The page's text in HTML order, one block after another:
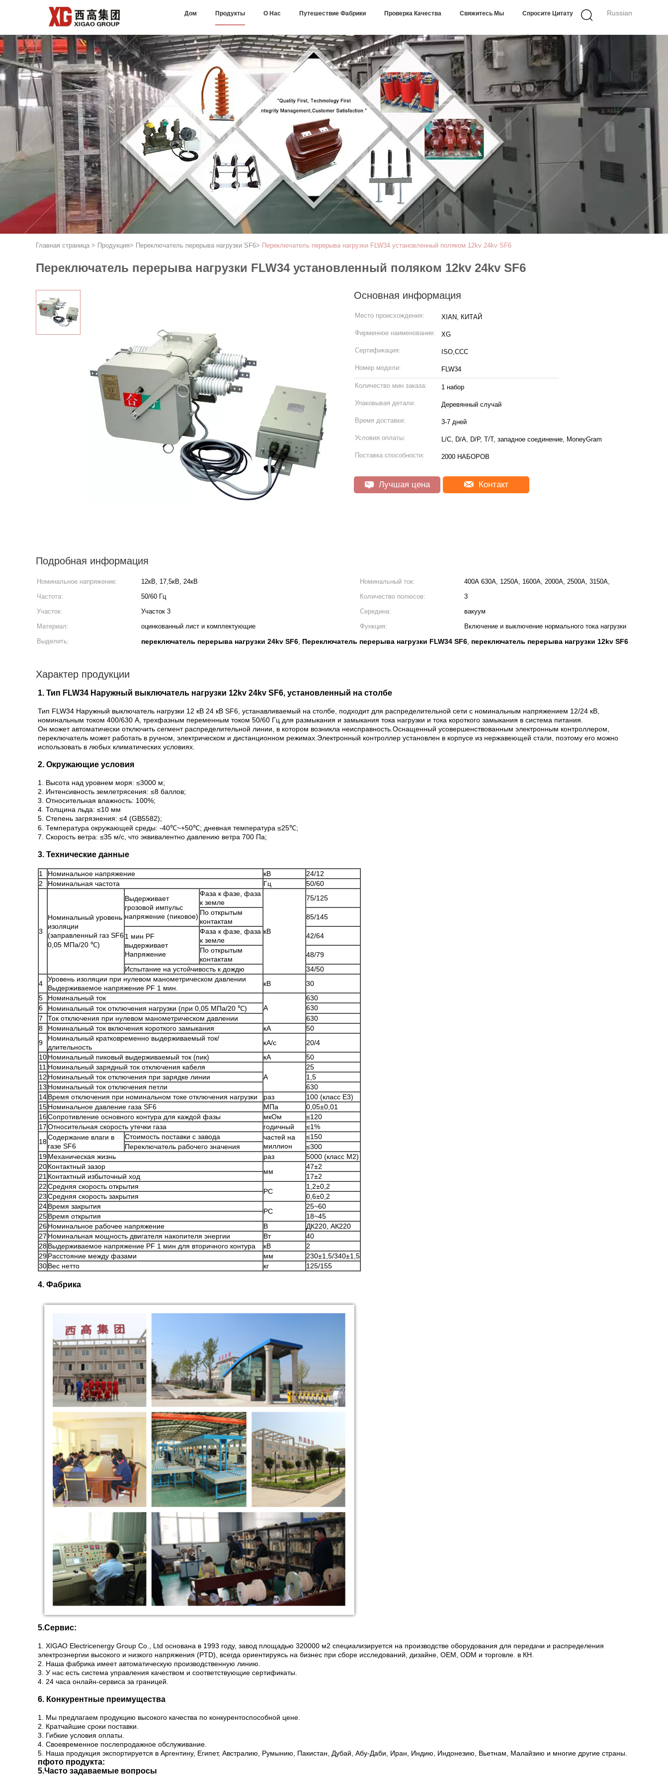
Russian
Дом Продукты О Нас Путешествие Фабрики Проверка Качества Свяжитесь Мы Спросите Цитату
Главная страница > Продукция> Переключатель перерыва нагрузки SF6> Переключатель перерыва нагрузки FLW34 установленный поляком 12kv 24kv SF6
Переключатель перерыва нагрузки FLW34 установленный поляком 12kv 24kv SF6
Основная информация
Место происхождения: XIAN, КИТАЙ
Фирменное наименование: XG
Сертификация: ISO,CCC
Номер модели: FLW34
Количество мин заказа: 1 набор
Упаковывая детали: Деревянный случай
Время доставки: 3-7 дней
Условия оплаты: L/C, D/A, D/P, T/T, западное соединение, MoneyGram
Поставка способности: 2000 НАБОРОВ
Лучшая цена Контакт
Подробная информация
Номинальное напряжение: 12кВ, 17,5кВ, 24кВ Номинальный ток:
400А 630А, 1250А, 1600А, 2000А, 2500А, 3150А,
Частота:
50/60 Гц Количество полюсов:
3
Участок:
Участок 3 Середина:
вакуум
Материал:
оцинкованный лист и комплектующие Функция:
Включение и выключение нормального тока нагрузки
Выделить:
переключатель перерыва нагрузки 24kv SF6, Переключатель перерыва нагрузки FLW34 SF6, переключатель перерыва нагрузки 12kv SF6
Характер продукции
1. Тип FLW34 Наружный выключатель нагрузки 12kv 24kv SF6, установленный на столбе
Тип FLW34 Наружный выключатель нагрузки 12 кВ 24 кВ SF6, устанавливаемый на столбе, подходит для распределительной сети с номинальным напряжением 12/24 кВ,
номинальным током 400/630 А, трехфазным переменным током 50/60 Гц для размыкания и замыкания тока нагрузки и тока короткого замыкания в система питания.
Он может автоматически отключить сегмент распределительной линии, в котором возникла неисправность.Оснащенный усовершенствованным электронным контроллером,
переключатель может работать в ручном, электрическом и дистанционном режимах.Электронный контроллер установлен в корпусе из нержавеющей стали, поэтому его можно
использовать в любых климатических условиях.
2. Окружающие условия
1. Высота над уровнем моря: ≤3000 м;
2. Интенсивность землетрясения: ≤8 баллов;
3. Относительная влажность: 100%;
4. Толщина льда: ≤10 мм
5. Степень загрязнения: ≤4 (GB5582);
6. Температура окружающей среды: -40℃~+50℃; дневная температура ≤25℃;
7. Скорость ветра: ≤35 м/с, что эквивалентно давлению ветра 700 Па;
3. Технические данные
1 Номинальное напряжение кВ
24/12
2
Номинальная частота Гц 50/60
3
Номинальный уровень
изоляции
(заправленный газ SF6
0,05 МПа/20 ℃)
Выдерживает
грозовой импульс
напряжение (пиковое)
Фаза к фазе, фаза
к земле
кВ
75/125
По открытым
контактам
85/145
1 мин PF
выдерживает
Напряжение
Фаза к фазе, фаза
к земле
42/64
По открытым
контактам
48/79
Испытание на устойчивость к дождю
34/50
4
Уровень изоляции при нулевом манометрическом давлении
Выдерживаемое напряжение PF 1 мин.
кВ
30
5
Номинальный ток
А
630
6
Номинальный ток отключения нагрузки (при 0,05 МПа/20 ℃)
630
7
Ток отключения при нулевом манометрическом давлении
630
8
Номинальный ток включения короткого замыкания кА
50
9
Номинальный кратковременно выдерживаемый ток/
длительность
кА/с
20/4
10Номинальный пиковый выдерживаемый ток (пик) кА
50
11 Номинальный зарядный ток отключения кабеля
А
25
12 Номинальный ток отключения при зарядке линии
1,5
13 Номинальный ток отключения петли
630
14Время отключения при номинальном токе отключения нагрузки раз
100 (класс Е3)
15Номинальное давление газа SF6 МПа
0,05±0,01
16Сопротивление основного контура для каждой фазы мкОм
≤120
17Относительная скорость утечки газа годичный
≤1%
18
Содержание влаги в
газе SF6
Стоимость поставки с завода
частей на
миллион
≤150
Переключатель рабочего значения
≤300
19Механическая жизнь раз
5000 (класс М2)
20Контактный зазор
мм
47±2
21 Контактный избыточный ход
17±2
22Средняя скорость открытия
РС
1,2±0,2
23Средняя скорость закрытия
0,6±0,2
24Время закрытия
РС
25~60
25Время открытия
18~45
26Номинальное рабочее напряжение В
ДК220, АК220
27 Номинальная мощность двигателя накопителя энергии Вт
40
28Выдерживаемое напряжение PF 1 мин для вторичного контура кВ
2
29Расстояние между фазами мм
230±1,5/340±1,5
30Вес нетто кг 125/155
4. Фабрика
5.Сервис:
1. XIGAO Electricenergy Group Co., Ltd основана в 1993 году, завод площадью 320000 м2 специализируется на производстве оборудования для передачи и распределения
электроэнергии высокого и низкого напряжения (PTD), всегда ориентируясь на бизнес при сборе исследований, дизайне, OEM, ODM и торговле. в КН.
2. Наша фабрика имеет автоматическую производственную линию.
3. У нас есть система управления качеством и соответствующие сертификаты.
4. 24 часа онлайн-сервиса за границей.
6. Конкурентные преимущества
1. Мы предлагаем продукцию высокого качества по конкурентоспособной цене.
2. Кратчайшие сроки поставки.
3. Гибкие условия оплаты.
4. Своевременное послепродажное обслуживание.
5. Наша продукция экспортируется в Аргентину, Египет, Австралию, Румынию, Пакистан, Дубай, Абу-Даби, Иран, Индию, Индонезию, Вьетнам, Малайзию и многие другие страны.
пфото продукта:
5.Часто задаваемые вопросы